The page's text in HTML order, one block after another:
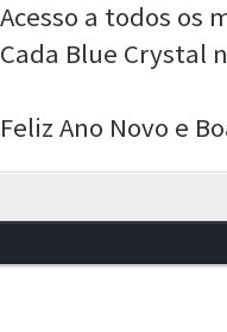
Acesso a todos os
Cada Blue Crystal
Feliz Ano Novo e